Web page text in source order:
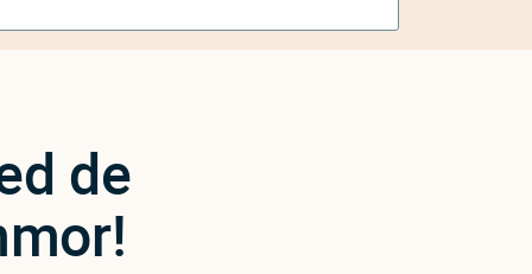
de